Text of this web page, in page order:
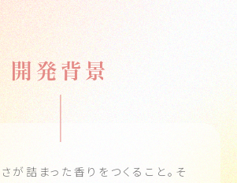
開発背景
が詰まった香りをつくること。 そ